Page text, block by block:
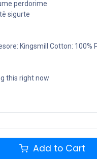
perdorime
sigurte
Kingsmill Cotton: 100%
this right now
Add to Cart